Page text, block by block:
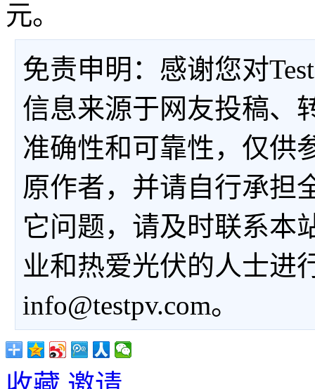
元。
免责申明：感谢您对
信息来源于网友投稿、
准确性和可靠性，仅供
原作者，并请自行承担
它问题，请及时联系本
业和热爱光伏的人士进
info@testpv.com。